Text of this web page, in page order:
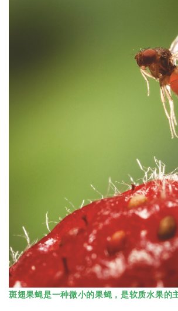
斑翅果蝇是一种微小的果蝇，是软质水果的